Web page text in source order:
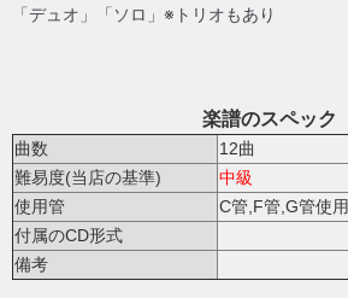
「デュオ」「ソロ」※トリオもあり
楽譜のスペック
曲数
12曲
難易度(当店の基準)
中級
使用管
C管,F管,G管使用
付属のCD形式
備考